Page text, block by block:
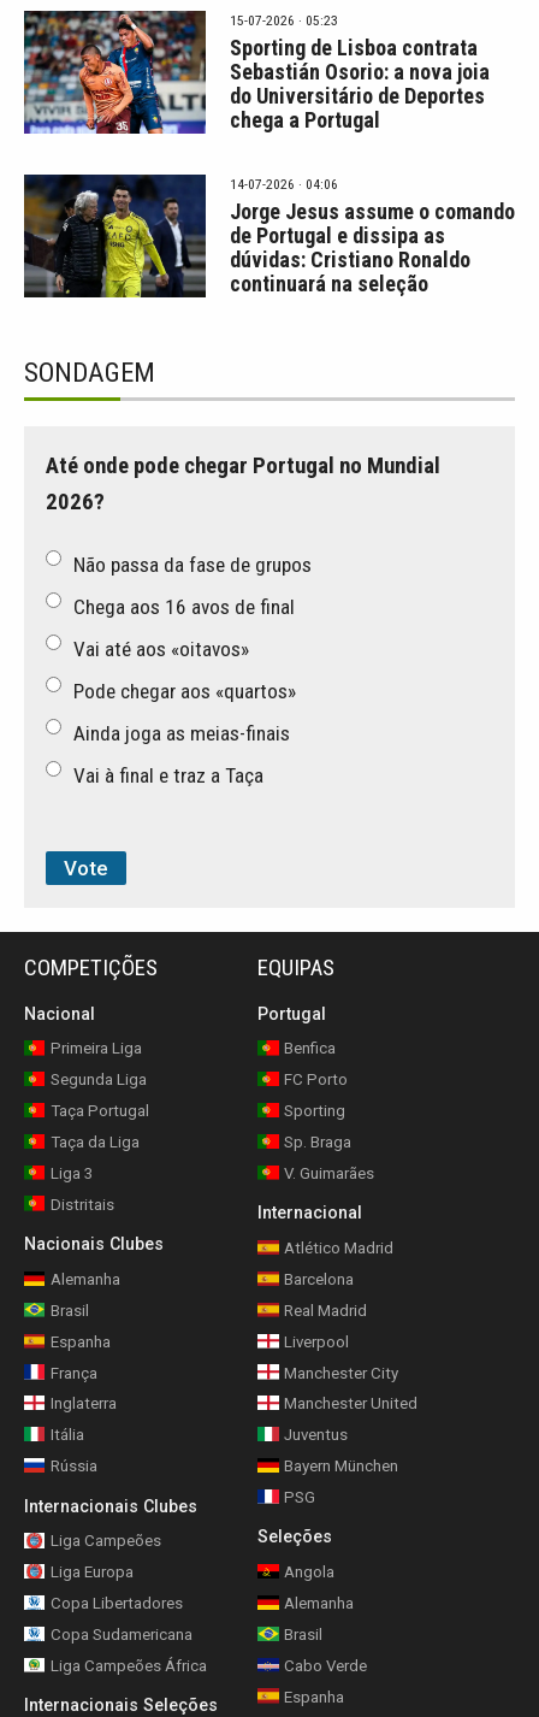
15-07-2026 · 05:23
Sporting de Lisboa contrata
Sebastián Osorio: a nova joia
do Universitário de Deportes
chega a Portugal
14-07-2026 · 04:06
Jorge Jesus assume o comando
de Portugal e dissipa as
dúvidas: Cristiano Ronaldo
continuará na seleção
SONDAGEM
Até onde pode chegar Portugal no Mundial
2026?
Não passa da fase de grupos
Chega aos 16 avos de final
Vai até aos «oitavos»
Pode chegar aos «quartos»
Ainda joga as meias-finais
Vai à final e traz a Taça
COMPETIÇÕES
Nacional
Primeira Liga
Segunda Liga
Taça Portugal
Taça da Liga
Liga 3
Distritais
Nacionais Clubes
Alemanha
Brasil
Espanha
França
Inglaterra
Itália
Rússia
Internacionais Clubes
Liga Campeões
Liga Europa
Copa Libertadores
Copa Sudamericana
Liga Campeões África
Internacionais Seleções
EQUIPAS
Portugal
Benfica
FC Porto
Sporting
Sp. Braga
V. Guimarães
Internacional
Atlético Madrid
Barcelona
Real Madrid
Liverpool
Manchester City
Manchester United
Juventus
Bayern München
PSG
Seleções
Angola
Alemanha
Brasil
Cabo Verde
Espanha